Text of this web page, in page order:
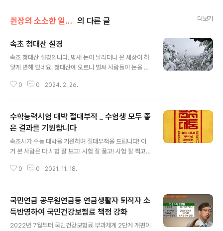
쥔장의 소소한 일상/쥔장의 소소한 메모 의 다른 글 더보기
속초 청대산 설경
속초 청대산 설경입니다. 밤새 눈이 날리더니 온 세상이 하
얗게 변해 있네요. 청대산에 오르니 벌써 사람들이 눈을 밟
젠자국이 여기저기 나있네요. 소나무 가지가지마다 하얀눈
수한 감성을 자아냅니다. 멀리서 능선을 바라보니, 능선마
다 하얀솜이 내려 앉은 듯 포근해 보이기도 하네요. 나무사
이로 만들어진 길을 따라 사람들의 흔적이 남아 있습니다.
이 눈을 보며 무슨 생각들을 하며 지나갔을까요! 정상 소나
운 장소처럼 느껴집니다. 기온이 올라가며 눈들이 슬며시
0 0 2024. 2. 26.
수학능력시험 대박 절대부적 _ 수험생 모두 좋
은 결과를 기원합니다
속초시가 수능 대박을 기원하며 절대부적을 드립니다! 이
거 본 사람은 다 시험 잘 보고! 시험 잘 풀고! 시험 잘 찍고!
험생 여러분 모두 원하는 결과 얻길 바라겠습니다. 우리 마
0 0 2021. 11. 18.
국민연금 공무원연금등 연금생활자 퇴직자 소
득반영하여 국민건강보험료 책정 강화
2022년 7월부터 국민건강보험료 부과체계 2단계 개편이